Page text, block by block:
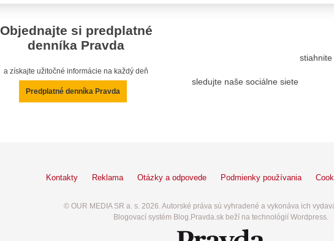
Objednajte si predplatné
denníka Pravda
a získajte užitočné informácie na každý deň
Predplatné denníka Pravda
sledujte naše sociálne siete
Kontakty Reklama Otázky a odpovede Podmienky používania
© OUR MEDIA SR a. s. 2026. Autorské práva sú vyhradené a vykonáva ich
Blogovací systém Blog.Pravda.sk beží na technológií Wordpress.